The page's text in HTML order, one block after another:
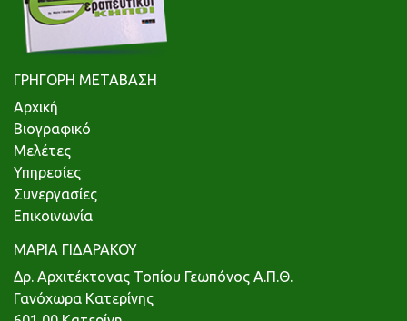
ΓΡΗΓΟΡΗ ΜΕΤΑΒΑΣΗ
Αρχική
Βιογραφικό
Μελέτες
Υπηρεσίες
Συνεργασίες
Επικοινωνία
ΜΑΡΙΑ ΓΙΔΑΡΑΚΟΥ
Δρ. Αρχιτέκτονας Τοπίου Γεωπόνος Α.Π.Θ.
Γανόχωρα Κατερίνης